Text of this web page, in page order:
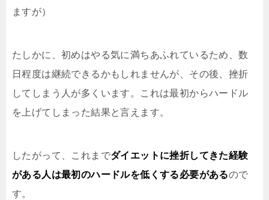
ますが）
たしかに、初めはやる気に満ちあふれているため、数
日程度は継続できるかもしれませんが、その後、挫折
してしまう人が多くいます。これは最初からハードル
を上げてしまった結果と言えます。
したがって、 これまでダイエットに挫折してきた経験
がある人は最初のハードルを低くする必要があるので
す。